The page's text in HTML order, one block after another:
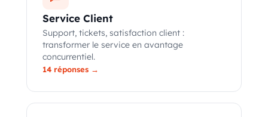
Service Client
Support, tickets, satisfaction client :
transformer le service en avantage
concurrentiel.
14 réponses →